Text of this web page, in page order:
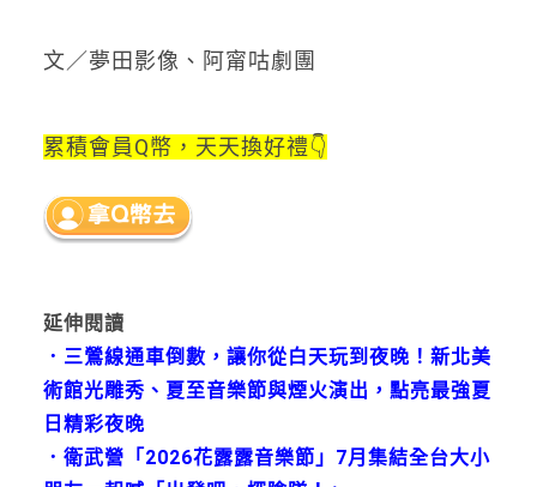
文／夢田影像、阿甯咕劇團
累積會員Q幣，天天換好禮👇
延伸閱讀
． 三鶯線通車倒數，讓你從白天玩到夜晚！新北美
術館光雕秀、夏至音樂節與煙火演出，點亮最強夏
日精彩夜晚
． 衛武營「2026花露露音樂節」7月集結全台大小